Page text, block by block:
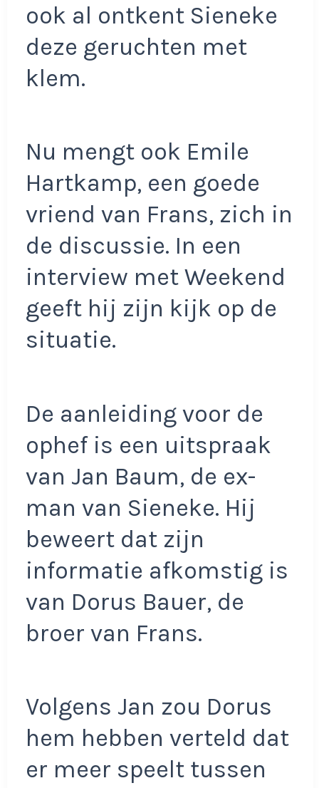
ook al ontkent Sieneke
deze geruchten met
klem.
Nu mengt ook Emile
Hartkamp, een goede
vriend van Frans, zich in
de discussie. In een
interview met Weekend
geeft hij zijn kijk op de
situatie.
De aanleiding voor de
ophef is een uitspraak
van Jan Baum, de ex-
man van Sieneke. Hij
beweert dat zijn
informatie afkomstig is
van Dorus Bauer, de
broer van Frans.
Volgens Jan zou Dorus
hem hebben verteld dat
er meer speelt tussen